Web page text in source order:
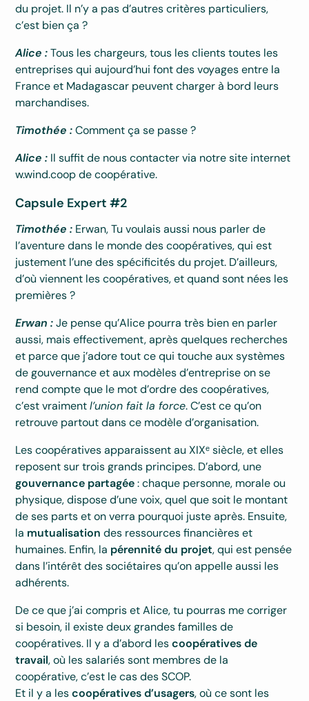
du projet. Il n’y a pas d’autres critères particuliers,
c’est bien ça ?
Alice :Tous les chargeurs, tous les clients toutes les
entreprises qui aujourd’hui font des voyages entre la
France et Madagascar peuvent charger à bord leurs
marchandises.
Timothée :Comment ça se passe ?
Alice : Il suffit de nous contacter via notre site internet
w.wind.coop de coopérative.
Capsule Expert #2
Timothée : Erwan, Tu voulais aussi nous parler de
l’aventure dans le monde des coopératives, qui est
justement l’une des spécificités du projet. D’ailleurs,
d’où viennent les coopératives, et quand sont nées les
premières ?
Erwan :Je pense qu’Alice pourra très bien en parler
aussi, mais effectivement, après quelques recherches
et parce que j’adore tout ce qui touche aux systèmes
de gouvernance et aux modèles d’entreprise on se
rend compte que le mot d’ordre des coopératives,
c’est vraimentl’union fait la force. C’est ce qu’on
retrouve partout dans ce modèle d’organisation.
Les coopératives apparaissent au XIXᵉ siècle, et elles
reposent sur trois grands principes. D’abord, une
gouvernance partagée: chaque personne, morale ou
physique, dispose d’une voix, quel que soit le montant
de ses parts et on verra pourquoi juste après. Ensuite,
la mutualisationdes ressources financières et
humaines. Enfin, la pérennité du projet, qui est pensée
dans l’intérêt des sociétaires qu’on appelle aussi les
adhérents.
De ce que j’ai compris et Alice, tu pourras me corriger
si besoin, il existe deux grandes familles de
coopératives. Il y a d’abord lescoopératives de
travail, où les salariés sont membres de la
coopérative, c’est le cas des SCOP.
Et il y a lescoopératives d’usagers, où ce sont les